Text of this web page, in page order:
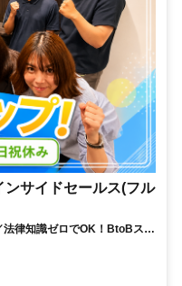
サイドセールス(フル
法律知識ゼロでOK！BtoBスキ